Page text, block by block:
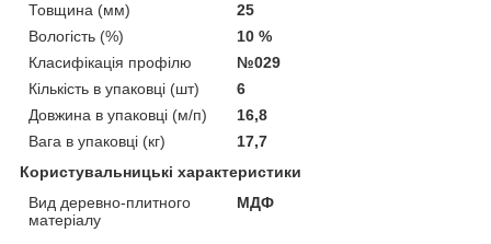
Товщина (мм)
25
Вологість (%)
10 %
Класифікація профілю
№029
Кількість в упаковці (шт)
6
Довжина в упаковці (м/п)
16,8
Вага в упаковці (кг)
17,7
Користувальницькі характеристики
Вид деревно-плитного
матеріалу
МДФ